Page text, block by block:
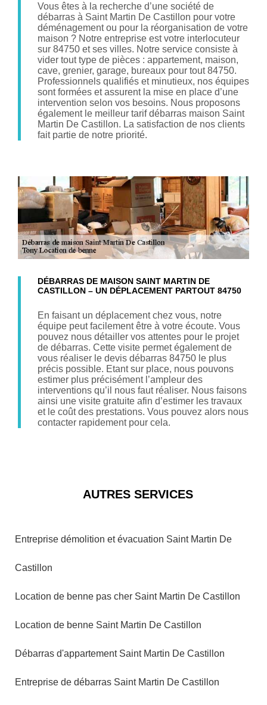
Vous êtes à la recherche d’une société de
débarras à Saint Martin De Castillon pour votre
déménagement ou pour la réorganisation de votre
maison ? Notre entreprise est votre interlocuteur
sur 84750 et ses villes. Notre service consiste à
vider tout type de pièces : appartement, maison,
cave, grenier, garage, bureaux pour tout 84750.
Professionnels qualifiés et minutieux, nos équipes
sont formées et assurent la mise en place d’une
intervention selon vos besoins. Nous proposons
également le meilleur tarif débarras maison Saint
Martin De Castillon. La satisfaction de nos clients
fait partie de notre priorité.
DÉBARRAS DE MAISON SAINT MARTIN DE
CASTILLON – UN DÉPLACEMENT PARTOUT 84750
En faisant un déplacement chez vous, notre
équipe peut facilement être à votre écoute. Vous
pouvez nous détailler vos attentes pour le projet
de débarras. Cette visite permet également de
vous réaliser le devis débarras 84750 le plus
précis possible. Etant sur place, nous pouvons
estimer plus précisément l’ampleur des
interventions qu’il nous faut réaliser. Nous faisons
ainsi une visite gratuite afin d’estimer les travaux
et le coût des prestations. Vous pouvez alors nous
contacter rapidement pour cela.
AUTRES SERVICES
Entreprise démolition et évacuation Saint Martin De
Castillon
Location de benne pas cher Saint Martin De Castillon
Location de benne Saint Martin De Castillon
Débarras d'appartement Saint Martin De Castillon
Entreprise de débarras Saint Martin De Castillon